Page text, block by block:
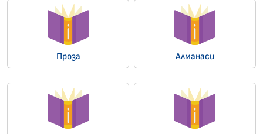
Проза Алманаси